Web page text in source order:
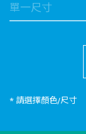
* 請選擇顏色/尺寸